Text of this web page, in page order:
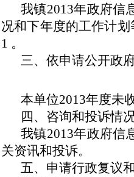
我镇2013年政府信
况和下年度的工作计
1 。
三、依申请公开政
本单位2013年度未
四、咨询和投诉情
我镇2013年政府信
关资讯和投诉。
五、申请行政复议